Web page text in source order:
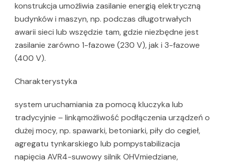
konstrukcja umożliwia zasilanie energią elektryczną
budynków i maszyn, np. podczas długotrwałych
awarii sieci lub wszędzie tam, gdzie niezbędne jest
zasilanie zarówno 1-fazowe (230 V), jak i 3-fazowe
(400 V).
Charakterystyka
system uruchamiania za pomocą kluczyka lub
tradycyjnie – linkąmożliwość podłączenia urządzeń o
dużej mocy, np. spawarki, betoniarki, piły do cegieł,
agregatu tynkarskiego lub pompystabilizacja
napięcia AVR4-suwowy silnik OHVmiedziane,